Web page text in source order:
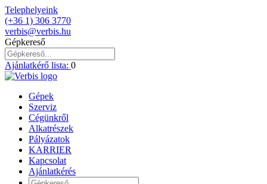
Telephelyeink
(+36 1) 306 3770
verbis@verbis.hu
Gépkereső
Ajánlatkérő lista: 0
Gépek
Szerviz
Cégünkről
Alkatrészek
Pályázatok
KARRIER
Kapcsolat
Ajánlatkérés